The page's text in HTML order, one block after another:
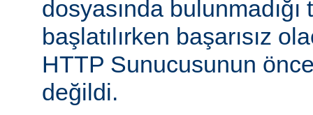
dosyasında
başlatılırken başarısız
HTTP Sunucusunun
değildi.